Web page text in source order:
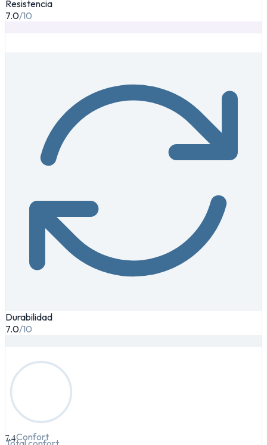
Resistencia
7.0/10
Durabilidad
7.0/10
7.4Confort